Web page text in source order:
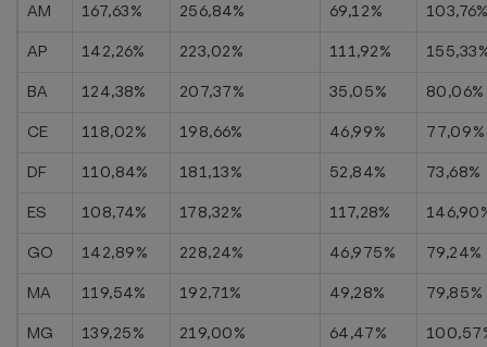
AM
167,63% 256,84% 69,12%
AP
142,26% 223,02% 111,92%
BA
124,38% 207,37% 35,05%
80,06%
CE
118,02% 198,66% 46,99%
77,09%
DF
110,84% 181,13% 52,84%
73,68%
ES
108,74% 178,32% 117,28%
GO
142,89% 228,24% 46,975%
79,24%
MA
119,54% 192,71% 49,28%
79,85%
MG
139,25% 219,00% 64,47%